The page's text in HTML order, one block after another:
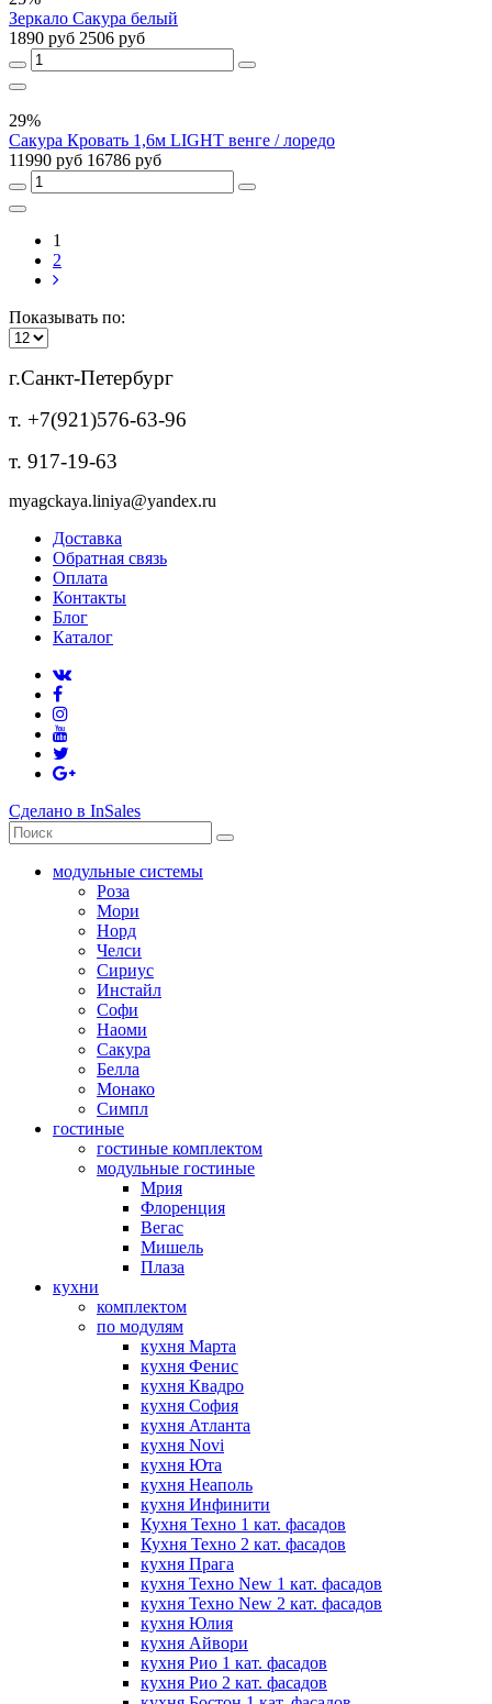
Зеркало Сакура белый
1890 руб 2506 руб
29%
Сакура Кровать 1,6м LIGHT венге / лоредо
11990 руб 16786 руб
1
2
Показывать по:
г.Санкт-Петербург
т. +7(921)576-63-96
т. 917-19-63
myagckaya.liniya@yandex.ru
Доставка
Обратная связь
Оплата
Контакты
Блог
Каталог
Сделано в InSales
модульные системы
Роза
Мори
Норд
Челси
Сириус
Инстайл
Софи
Наоми
Сакура
Белла
Монако
Симпл
гостиные
гостиные комплектом
модульные гостиные
Мрия
Флоренция
Вегас
Мишель
Плаза
кухни
комплектом
по модулям
кухня Марта
кухня Фенис
кухня Квадро
кухня София
кухня Атланта
кухня Novi
кухня Юта
кухня Неаполь
кухня Инфинити
Кухня Техно 1 кат. фасадов
Кухня Техно 2 кат. фасадов
кухня Прага
кухня Техно New 1 кат. фасадов
кухня Техно New 2 кат. фасадов
кухня Юлия
кухня Айвори
кухня Рио 1 кат. фасадов
кухня Рио 2 кат. фасадов